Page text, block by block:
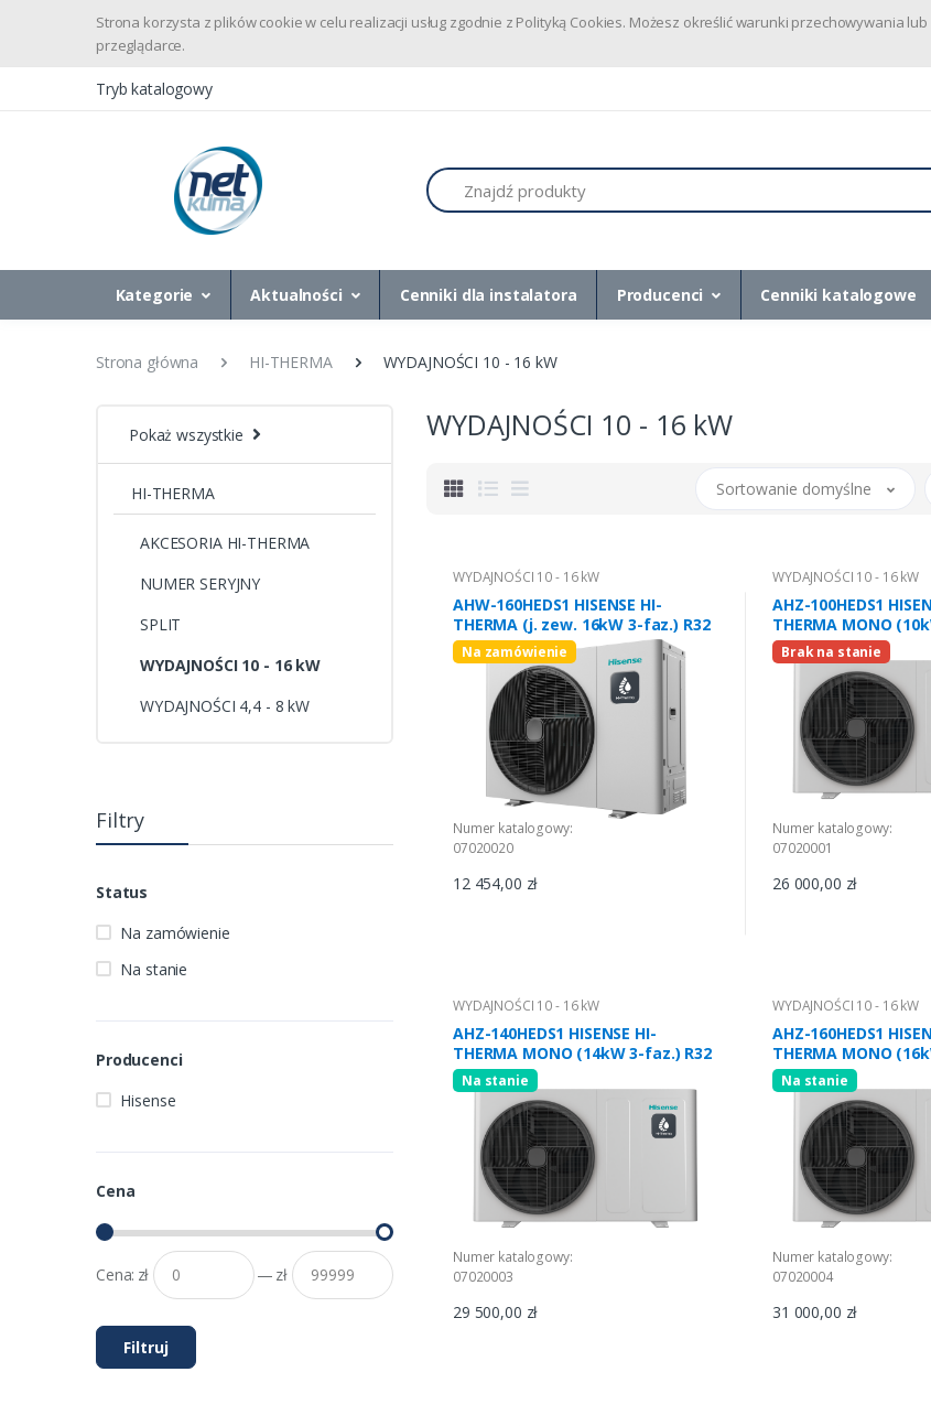
Strona korzysta z plików cookie w celu realizacji usług zgodnie z Polityką Cookies. Możesz określić warunki przechowywania
przeglądarce.
Tryb katalogowy
Szukaj
Kategorie Aktualności Cenniki dla instalatora Producenci Cenniki katalogowe
Strona główna HI-THERMA WYDAJNOŚCI 10 - 16 kW
Pokaż wszystkie
HI-THERMA
AKCESORIA HI-THERMA
NUMER SERYJNY
SPLIT
WYDAJNOŚCI 10 - 16 kW
WYDAJNOŚCI 4,4 - 8 kW
Filtry
Status
Na zamówienie
Na stanie
Producenci
Hisense
Cena
Cena: zł — zł
Filtruj
WYDAJNOŚCI 10 - 16 kW
Sortowanie domyślne
WYDAJNOŚCI 10 - 16 kW
AHW-160HEDS1 HISENSE HI-
THERMA (j. zew. 16kW 3-faz.) R32
Na zamówienie
Numer katalogowy:
07020020
12 454,00 zł
WYDAJNOŚCI 10 - 16 kW
AHZ-100HEDS1
THERMA MONO
Brak na stanie
Numer katalogowy:
07020001
26 000,00 zł
WYDAJNOŚCI 10 - 16 kW
AHZ-140HEDS1 HISENSE HI-
THERMA MONO (14kW 3-faz.) R32
Na stanie
Numer katalogowy:
07020003
29 500,00 zł
WYDAJNOŚCI 10 - 16 kW
AHZ-160HEDS1
THERMA MONO
Na stanie
Numer katalogowy:
07020004
31 000,00 zł